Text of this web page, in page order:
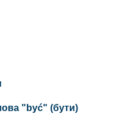
"być" (бути)